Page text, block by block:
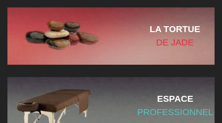
LA TORTUE
DE JADE
ESPACE
PROFESSIONNEL